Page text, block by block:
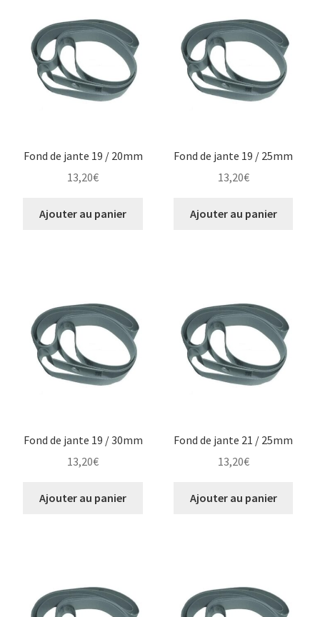
Fond de jante 19 / 20mm
13,20€
Ajouter au panier
Fond de jante 19 / 25mm
13,20€
Ajouter au panier
Fond de jante 19 / 30mm
13,20€
Ajouter au panier
Fond de jante 21 / 25mm
13,20€
Ajouter au panier